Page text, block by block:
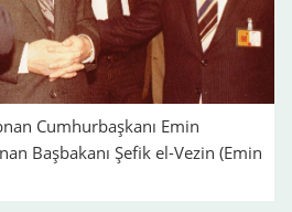
Cumhurbaşkanı Emin
Başbakanı Şefik el-Vezin (Emin